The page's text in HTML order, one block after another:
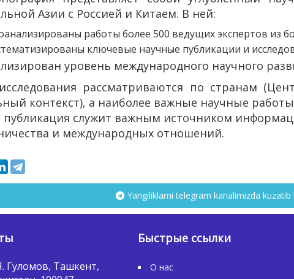
Азии с Россией и Китаем. В ней:
работы более 500 ведущих экспертов из
ключевые научные публикации и
уровень международного научного
рассматриваются по странам
контекст), а наиболее важные научные
публикация служит важным источником
и международных отношений.
Yangiliklarni telegram kanalimizda kuzatib
Гуломов, Ташкент,
Быстрые ссылки
О нас